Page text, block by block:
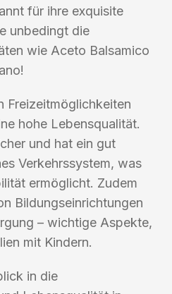
für ihre exquisite
unbedingt die
wie Aceto Balsamico
Freizeitmöglichkeiten
hohe Lebensqualität.
und hat ein gut
Verkehrssystem, was
ermöglicht. Zudem
Bildungseinrichtungen
– wichtige Aspekte,
mit Kindern.
in die